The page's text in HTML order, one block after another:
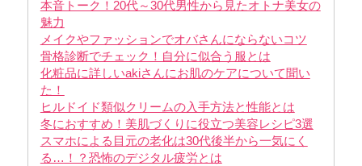
本音トーク！20代～30代男性から見たオトナ美女の
魅力
メイクやファッションでオバさんにならないコツ
骨格診断でチェック！自分に似合う服とは
化粧品に詳しいakiさんにお肌のケアについて聞い
た！
ヒルドイド類似クリームの入手方法と性能とは
冬におすすめ！美肌づくりに役立つ美容レシピ3選
スマホによる目元の老化は30代後半から一気にく
る…！？恐怖のデジタル疲労とは